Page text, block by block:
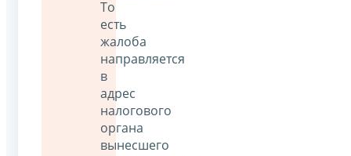
То
есть
жалоба
направляется
в
адрес
налогового
органа
вынесшего